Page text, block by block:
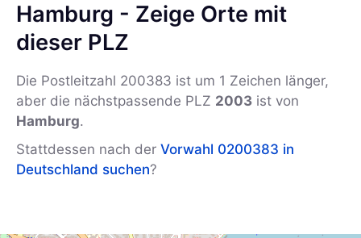
Hamburg - Zeige Orte mit
dieser PLZ
Die Postleitzahl 200383 ist um 1 Zeichen länger,
aber die nächstpassende PLZ 2003 ist von
Hamburg.
Stattdessen nach der Vorwahl 0200383 in
Deutschland suchen?